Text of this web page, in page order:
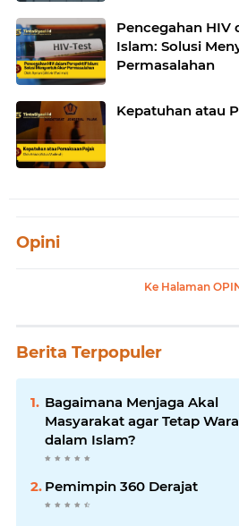
Pencegahan HIV
Islam: Solusi
Permasalahan
Kepatuhan atau
Opini
Ke Halaman
Berita Terpopuler
Bagaimana Menjaga Akal
Masyarakat agar Tetap
dalam Islam?
Pemimpin 360 Derajat